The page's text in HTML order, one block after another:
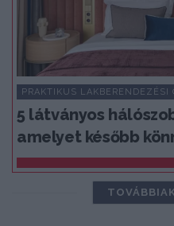
PRAKTIKUS
5 látványos
amelyet később